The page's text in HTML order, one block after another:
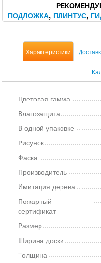
ПОДЛОЖКА ПЛИНТУС
Характеристики
Цветовая гамма
Влагозащита
В одной упаковке
Рисунок
Фаска
Производитель
Имитация дерева
Пожарный
сертификат
Размер
Ширина доски
Толщина